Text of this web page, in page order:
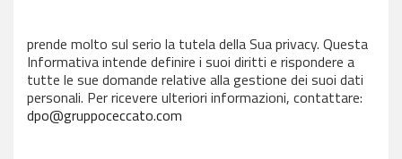
prende molto sul serio la tutela della Sua privacy. Questa
Informativa intende definire i suoi diritti e rispondere a
tutte le sue domande relative alla gestione dei suoi dati
personali. Per ricevere ulteriori informazioni, contattare:
dpo@gruppoceccato.com